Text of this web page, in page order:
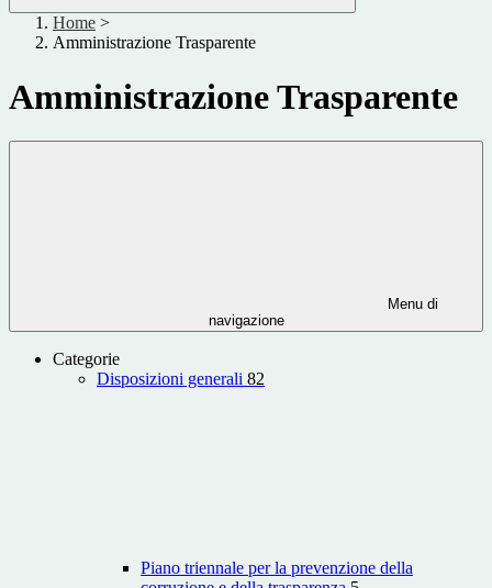
Home >
Amministrazione Trasparente
Amministrazione Trasparente
Menu di
navigazione
Categorie
Disposizioni generali 82
Piano triennale per la prevenzione della